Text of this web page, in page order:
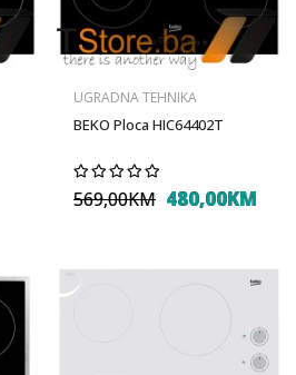
UGRADNA TEHNIKA
BEKO Ploca HIC64402T
569,00KM 480,00KM